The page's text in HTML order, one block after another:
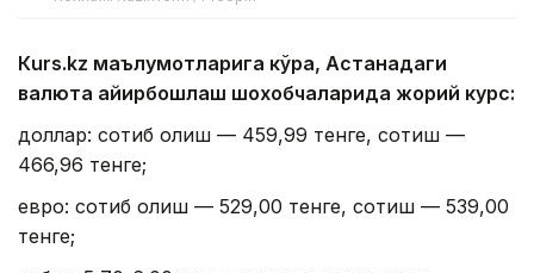
Кurs.kz маълумотларига кўра, Астанадаги
валюта айирбошлаш шохобчаларида жорий курс:
доллар: сотиб олиш — 459,99 тенге, сотиш —
466,96 тенге;
евро: сотиб олиш — 529,00 тенге, сотиш — 539,00
тенге;